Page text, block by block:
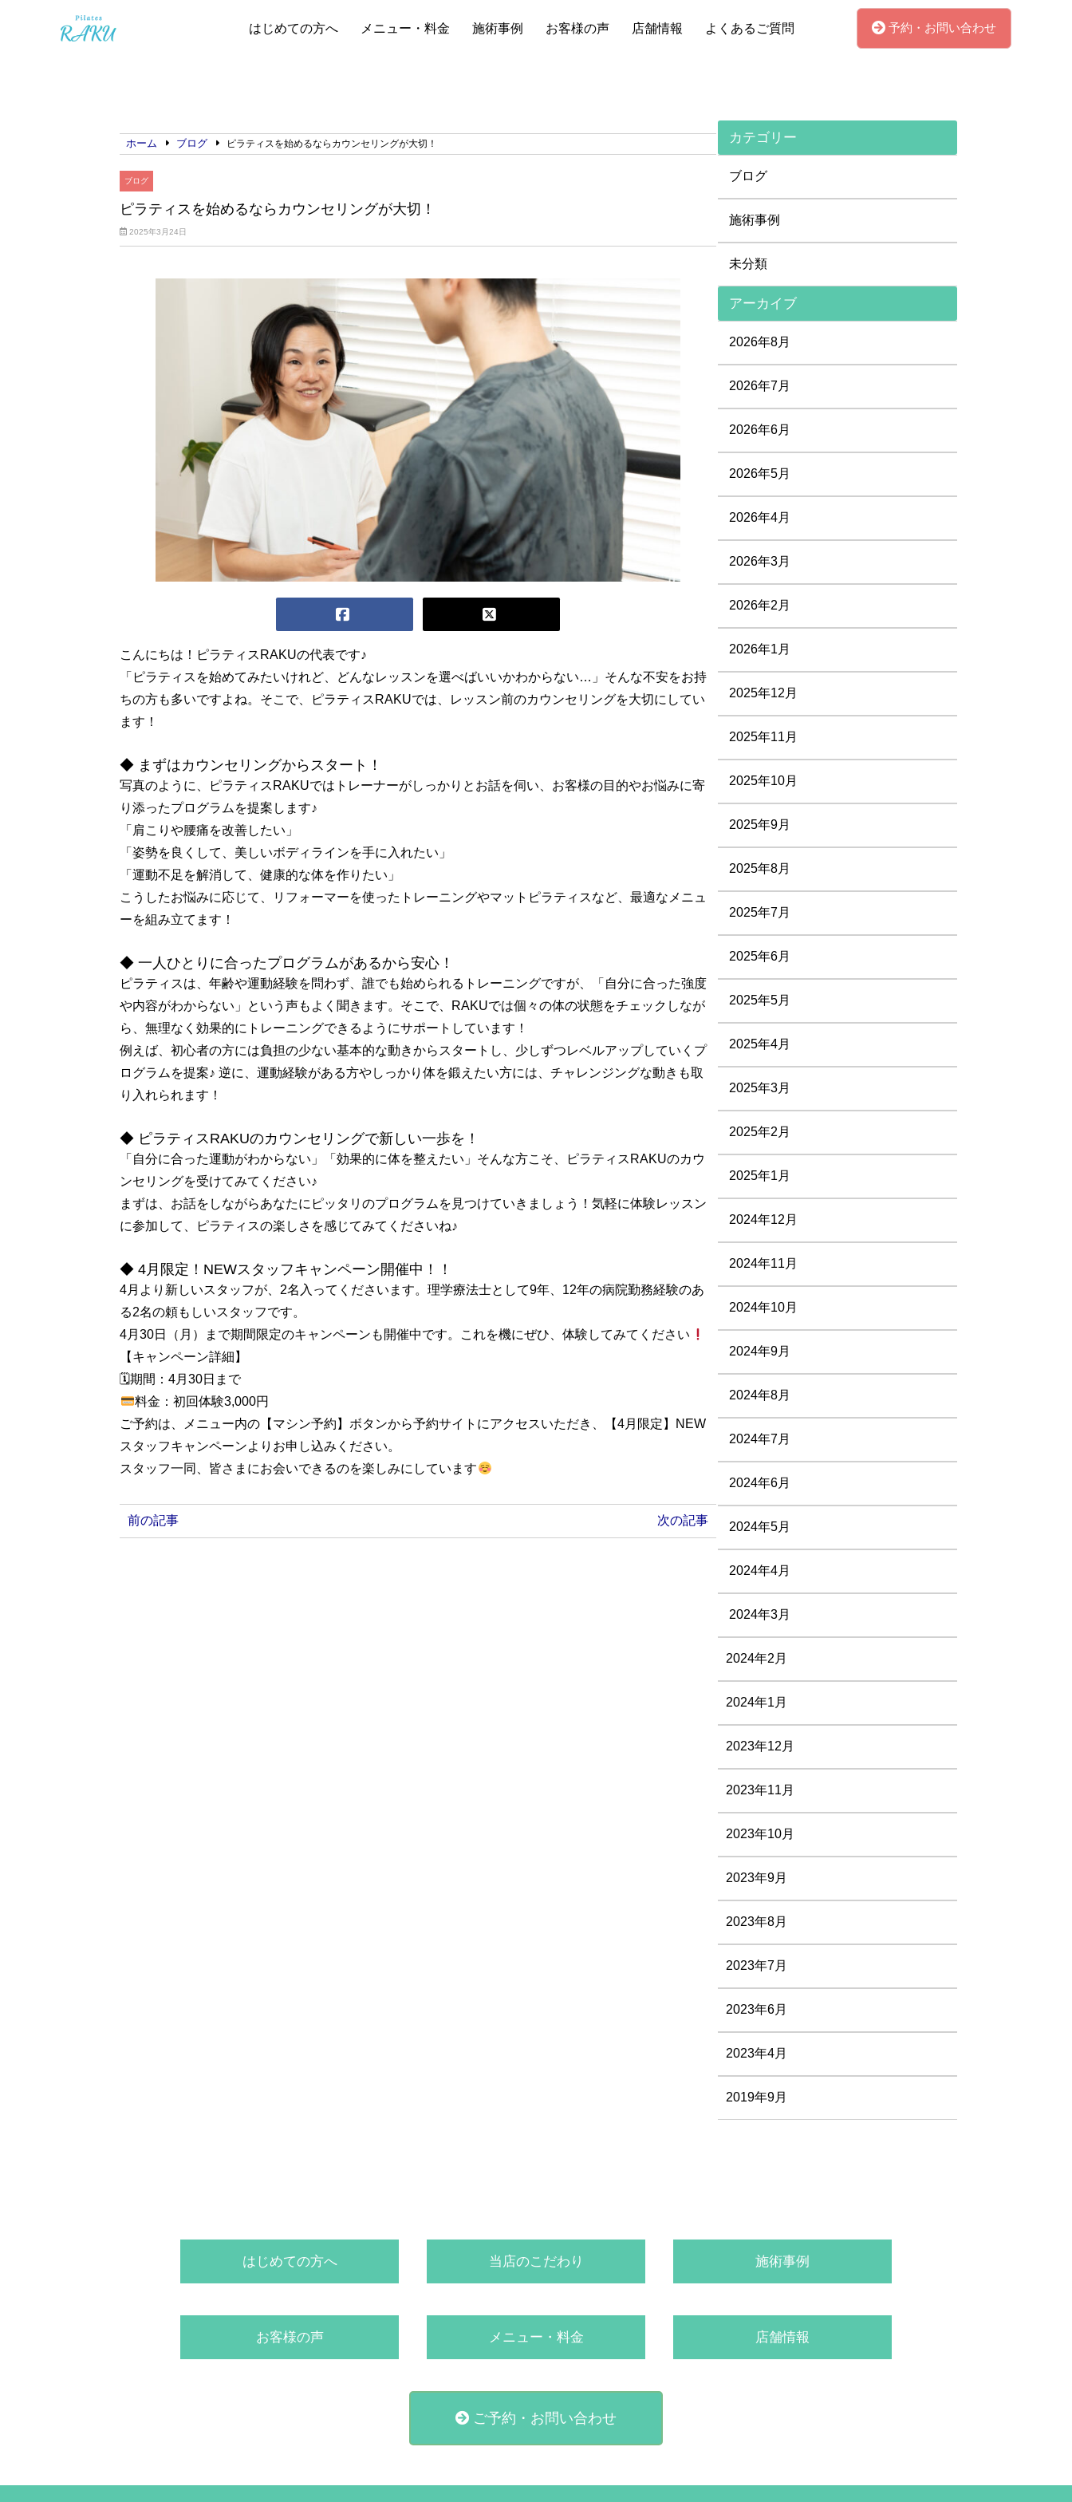
はじめての方へ メニュー・料金 施術事例 お客様の声 店舗情報 よくあるご質問 予約・お問い合わせ
ホーム ブログ ピラティスを始めるならカウンセリングが大切！
ブログ
ピラティスを始めるならカウンセリングが大切！
2025年3月24日
こんにちは！ピラティスRAKUの代表です♪
「ピラティスを始めてみたいけれど、どんなレッスンを選べばいいかわからない…」そんな不安をお持
ちの方も多いですよね。そこで、ピラティスRAKUでは、レッスン前のカウンセリングを大切にしてい
ます！
◆ まずはカウンセリングからスタート！
写真のように、ピラティスRAKUではトレーナーがしっかりとお話を伺い、お客様の目的やお悩みに寄
り添ったプログラムを提案します♪
「肩こりや腰痛を改善したい」
「姿勢を良くして、美しいボディラインを手に入れたい」
「運動不足を解消して、健康的な体を作りたい」
こうしたお悩みに応じて、リフォーマーを使ったトレーニングやマットピラティスなど、最適なメニュ
ーを組み立てます！
◆ 一人ひとりに合ったプログラムがあるから安心！
ピラティスは、年齢や運動経験を問わず、誰でも始められるトレーニングですが、「自分に合った強度
や内容がわからない」という声もよく聞きます。そこで、RAKUでは個々の体の状態をチェックしなが
ら、無理なく効果的にトレーニングできるようにサポートしています！
例えば、初心者の方には負担の少ない基本的な動きからスタートし、少しずつレベルアップしていくプ
ログラムを提案♪ 逆に、運動経験がある方やしっかり体を鍛えたい方には、チャレンジングな動きも取
り入れられます！
◆ ピラティスRAKUのカウンセリングで新しい一歩を！
「自分に合った運動がわからない」「効果的に体を整えたい」そんな方こそ、ピラティスRAKUのカウ
ンセリングを受けてみてください♪
まずは、お話をしながらあなたにピッタリのプログラムを見つけていきましょう！気軽に体験レッスン
に参加して、ピラティスの楽しさを感じてみてくださいね♪
◆ 4月限定！NEWスタッフキャンペーン開催中！！
4月より新しいスタッフが、2名入ってくださいます。理学療法士として9年、12年の病院勤務経験のあ
る2名の頼もしいスタッフです。
4月30日（月）まで期間限定のキャンペーンも開催中です。これを機にぜひ、体験してみてください
【キャンペーン詳細】
🗓期間：4月30日まで
料金：初回体験3,000円
ご予約は、メニュー内の【マシン予約】ボタンから予約サイトにアクセスいただき、【4月限定】NEW
スタッフキャンペーンよりお申し込みください。
スタッフ一同、皆さまにお会いできるのを楽しみにしています
前の記事 次の記事
カテゴリー
ブログ
施術事例
未分類
アーカイブ
2026年8月
2026年7月
2026年6月
2026年5月
2026年4月
2026年3月
2026年2月
2026年1月
2025年12月
2025年11月
2025年10月
2025年9月
2025年8月
2025年7月
2025年6月
2025年5月
2025年4月
2025年3月
2025年2月
2025年1月
2024年12月
2024年11月
2024年10月
2024年9月
2024年8月
2024年7月
2024年6月
2024年5月
2024年4月
2024年3月
2024年2月
2024年1月
2023年12月
2023年11月
2023年10月
2023年9月
2023年8月
2023年7月
2023年6月
2023年4月
2019年9月
はじめての方へ 当店のこだわり 施術事例
お客様の声 メニュー・料金 店舗情報
ご予約・お問い合わせ